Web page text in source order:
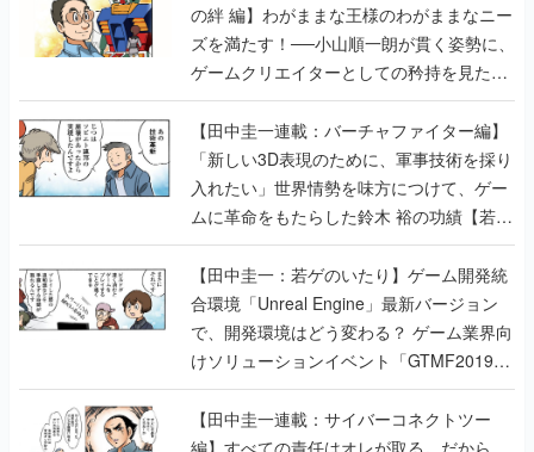
の絆 編】わがままな王様のわがままなニー
ズを満たす！──小山順一朗が貫く姿勢に、
ゲームクリエイターとしての矜持を見た
【若ゲのいたり最終回】
【田中圭一連載：バーチャファイター編】
「新しい3D表現のために、軍事技術を採り
入れたい」世界情勢を味方につけて、ゲー
ムに革命をもたらした鈴木 裕の功績【若ゲ
のいたり】
【田中圭一：若ゲのいたり】ゲーム開発統
合環境「Unreal Engine」最新バージョン
で、開発環境はどう変わる？ ゲーム業界向
けソリューションイベント「GTMF2019」
に行って、より理解を深めよう【PR】
【田中圭一連載：サイバーコネクトツー